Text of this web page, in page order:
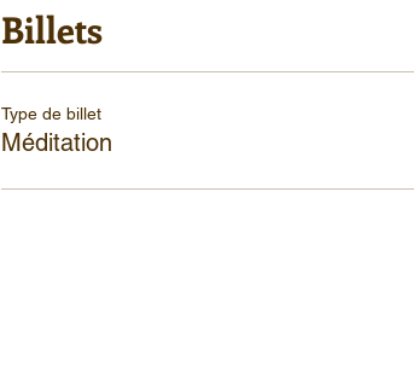
Billets
Type de billet
Méditation